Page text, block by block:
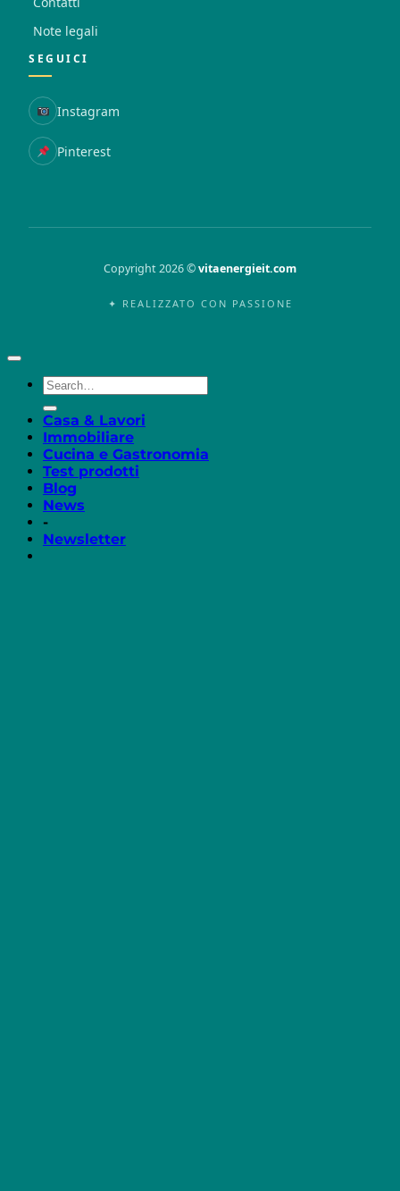
Note legali
SEGUICI
Instagram
Pinterest
Copyright 2026 ©vitaenergieit.com
✦ REALIZZATO CON PASSIONE
Casa & Lavori
Immobiliare
Cucina e Gastronomia
Test prodotti
Blog
News
-
Newsletter